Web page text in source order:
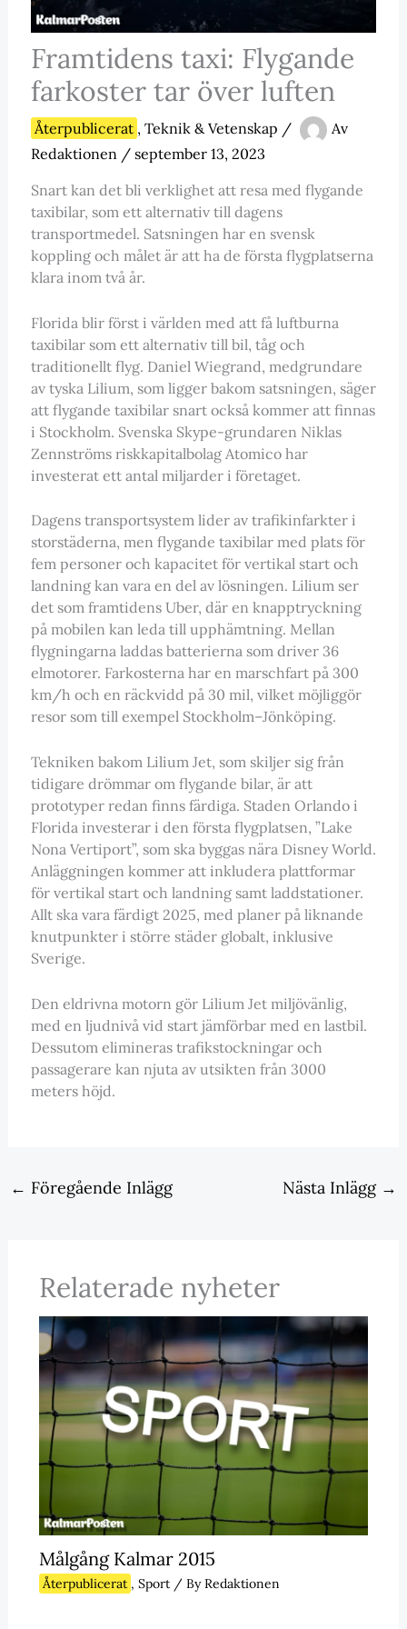
Framtidens taxi: Flygande
farkoster tar över luften
Återpublicerat , Teknik & Vetenskap /
Av
Redaktionen / september 13, 2023
Snart kan det bli verklighet att resa med flygande
taxibilar, som ett alternativ till dagens
transportmedel. Satsningen har en svensk
koppling och målet är att ha de första flygplatserna
klara inom två år.
Florida blir först i världen med att få luftburna
taxibilar som ett alternativ till bil, tåg och
traditionellt flyg. Daniel Wiegrand, medgrundare
av tyska Lilium, som ligger bakom satsningen, säger
att flygande taxibilar snart också kommer att finnas
i Stockholm. Svenska Skype-grundaren Niklas
Zennströms riskkapitalbolag Atomico har
investerat ett antal miljarder i företaget.
Dagens transportsystem lider av trafikinfarkter i
storstäderna, men flygande taxibilar med plats för
fem personer och kapacitet för vertikal start och
landning kan vara en del av lösningen. Lilium ser
det som framtidens Uber, där en knapptryckning
på mobilen kan leda till upphämtning. Mellan
flygningarna laddas batterierna som driver 36
elmotorer. Farkosterna har en marschfart på 300
km/h och en räckvidd på 30 mil, vilket möjliggör
resor som till exempel Stockholm–Jönköping.
Tekniken bakom Lilium Jet, som skiljer sig från
tidigare drömmar om flygande bilar, är att
prototyper redan finns färdiga. Staden Orlando i
Florida investerar i den första flygplatsen, ”Lake
Nona Vertiport”, som ska byggas nära Disney World.
Anläggningen kommer att inkludera plattformar
för vertikal start och landning samt laddstationer.
Allt ska vara färdigt 2025, med planer på liknande
knutpunkter i större städer globalt, inklusive
Sverige.
Den eldrivna motorn gör Lilium Jet miljövänlig,
med en ljudnivå vid start jämförbar med en lastbil.
Dessutom elimineras trafikstockningar och
passagerare kan njuta av utsikten från 3000
meters höjd.
← Föregående Inlägg Nästa Inlägg →
Relaterade nyheter
Målgång Kalmar 2015
Återpublicerat , Sport/ ByRedaktionen